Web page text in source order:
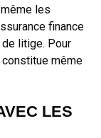
les
finance
litige. Pour
même
LES